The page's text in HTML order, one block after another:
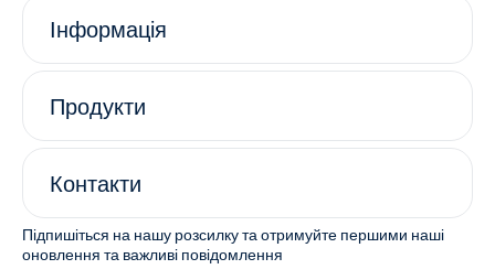
Інформація
Продукти
Контакти
Підпишіться на нашу розсилку та отримуйте першими наші
оновлення та важливі повідомлення